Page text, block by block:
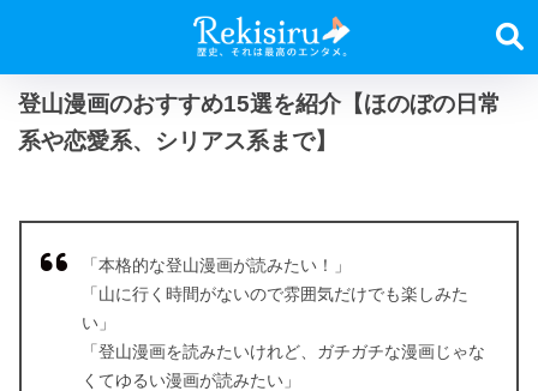
登山漫画のおすすめ15選を紹介【ほのぼの日常
系や恋愛系、シリアス系まで】
「本格的な登山漫画が読みたい！」
「山に行く時間がないので雰囲気だけでも楽しみた
い」
「登山漫画を読みたいけれど、ガチガチな漫画じゃな
くてゆるい漫画が読みたい」